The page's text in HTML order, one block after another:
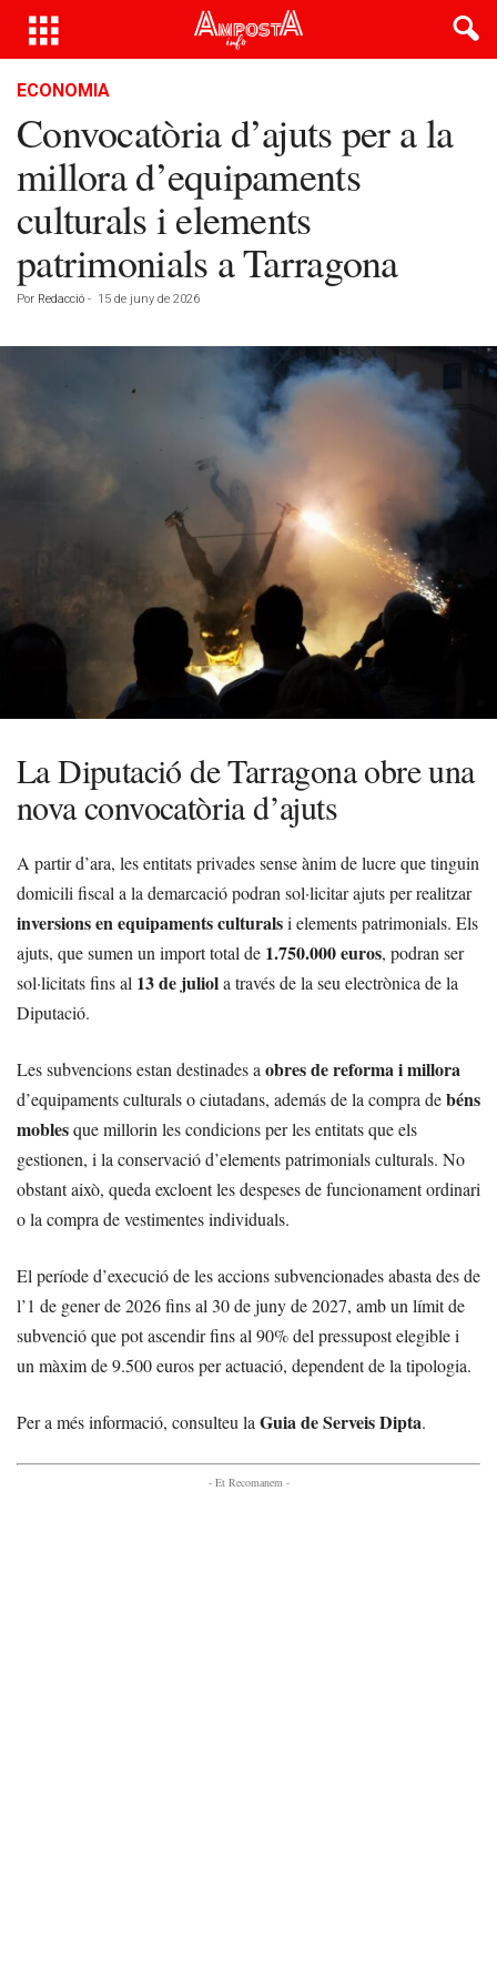
ECONOMIA
Convocatòria d’ajuts per a la
millora d’equipaments
culturals i elements
patrimonials a Tarragona
Por Redacció - 15 de juny de 2026
La Diputació de Tarragona obre una
nova convocatòria d’ajuts
A partir d’ara, les entitats privades sense ànim de lucre que tinguin
domicili fiscal a la demarcació podran sol·licitar ajuts per realitzar
inversions en equipaments culturalsi elements patrimonials. Els
ajuts, que sumen un import total de 1.750.000 euros, podran ser
sol·licitats fins al 13 de juliola través de la seu electrònica de la
Diputació.
Les subvencions estan destinades a obres de reforma i millora
d’equipaments culturals o ciutadans, además de la compra debéns
moblesque millorin les condicions per les entitats que els
gestionen, i la conservació d’elements patrimonials culturals. No
obstant això, queda excloent les despeses de funcionament ordinari
o la compra de vestimentes individuals.
El període d’execució de les accions subvencionades abasta des de
l’1 de gener de 2026 fins al 30 de juny de 2027, amb un límit de
subvenció que pot ascendir fins al 90% del pressupost elegible i
un màxim de 9.500 euros per actuació, dependent de la tipologia.
Per a més informació, consulteu la Guia de Serveis Dipta.
- Et Recomanem -